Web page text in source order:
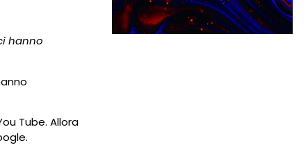
hanno
Tube. Allora